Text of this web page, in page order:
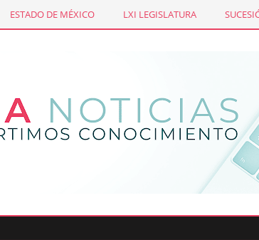
ESTADO DE MÉXICO LXI LEGISLATURA